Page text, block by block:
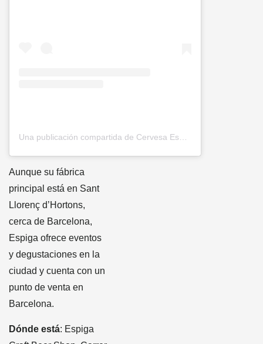
Aunque su fábrica
principal está en Sant
Llorenç d’Hortons,
cerca de Barcelona,
Espiga ofrece eventos
y degustaciones en la
ciudad y cuenta con un
punto de venta en
Barcelona.
Dónde está: Espiga